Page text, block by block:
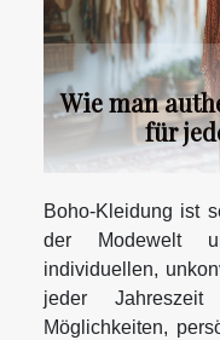
Wie man
für
Boho-Kleidung ist
der Modewelt
individuellen,
jeder
Möglichkeiten,